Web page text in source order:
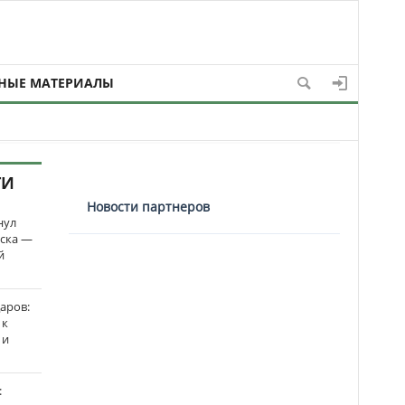
МАТЕРИАЛЫ
—
Новости партнеров